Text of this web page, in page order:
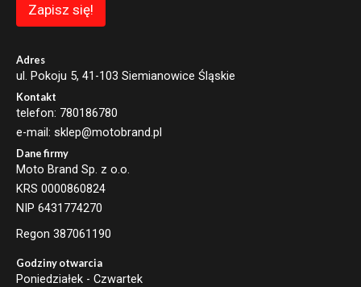
Zapisz się!
Adres
ul. Pokoju 5, 41-103 Siemianowice Śląskie
Kontakt
telefon: 780186780
e-mail: sklep@motobrand.pl
Dane firmy
Moto Brand Sp. z o.o.
KRS 0000860824
NIP 6431774270
Regon 387061190
Godziny otwarcia
Poniedziałek - Czwartek